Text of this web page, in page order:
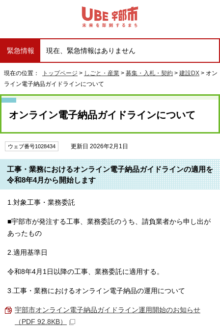
緊急情報 現在、緊急情報はありません
現在の位置： トップページ > しごと・産業 > 募集・入札・契約 > 建設DX > オン
ライン電子納品ガイドラインについて
オンライン電子納品ガイドラインについて
ウェブ番号1028434 更新日 2026年2月1日
工事・業務におけるオンライン電子納品ガイドラインの適用を
令和8年4月から開始します
1.対象工事・業務委託
■宇部市が発注する工事、業務委託のうち、請負業者から申し出が
あったもの
2.適用基準日
令和8年4月1日以降の工事、業務委託に適用する。
3.工事・業務におけるオンライン電子納品の運用について
宇部市オンライン電子納品ガイドライン運用開始のお知らせ
（PDF 92.8KB）